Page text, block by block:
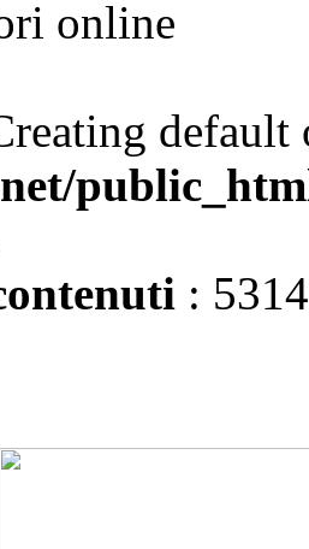
online
: